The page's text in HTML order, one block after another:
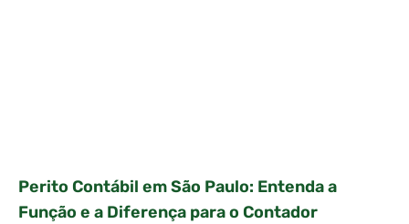
Perito Contábil em São Paulo: Entenda a
Função e a Diferença para o Contador